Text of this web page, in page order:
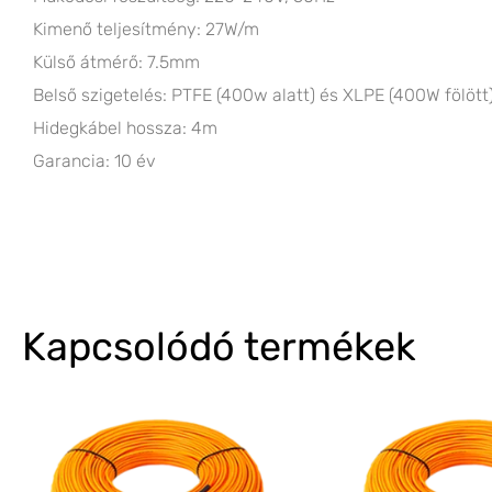
Kimenő teljesítmény: 27W/m
Külső átmérő: 7.5mm
Belső szigetelés: PTFE (400w alatt) és XLPE (400W
Hidegkábel hossza: 4m
Garancia: 10 év
Kapcsolódó termékek